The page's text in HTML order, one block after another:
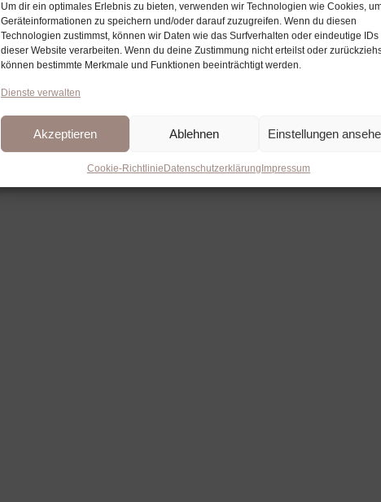
Um dir ein optimales Erlebnis zu bieten, verwenden wir Technologien wie Cookies,
Geräteinformationen zu speichern und/oder darauf zuzugreifen. Wenn du diesen
Technologien zustimmst, können wir Daten wie das Surfverhalten oder eindeutige IDs
dieser Website verarbeiten. Wenn du deine Zustimmung nicht erteilst oder
können bestimmte Merkmale und Funktionen beeinträchtigt werden.
Dienste verwalten
Akzeptieren Ablehnen Einstellungen
Cookie-Richtlinie Datenschutzerklärung Impressum